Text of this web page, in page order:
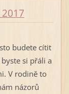
budete cítit
si přáli a
V rodině to
názorů